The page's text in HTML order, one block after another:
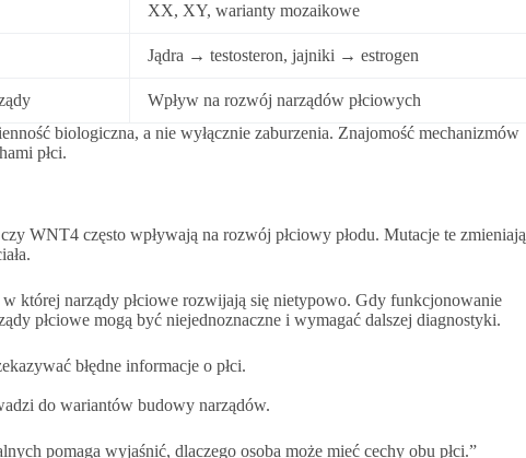
XX, XY, warianty mozaikowe
Jądra → testosteron, jajniki → estrogen
Wpływ na rozwój narządów płciowych
biologiczna, a nie wyłącznie zaburzenia. Znajomość mechanizmów
płci.
WNT4 często wpływają na rozwój płciowy płodu. Mutacje te zmieniają
której narządy płciowe rozwijają się nietypowo. Gdy funkcjonowanie
płciowe mogą być niejednoznaczne i wymagać dalszej diagnostyki.
błędne informacje o płci.
do wariantów budowy narządów.
pomaga wyjaśnić, dlaczego osoba może mieć cechy obu płci.”